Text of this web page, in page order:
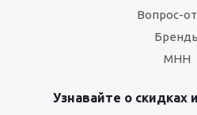
Вопрос-
МНН
Узнавайте о скидках